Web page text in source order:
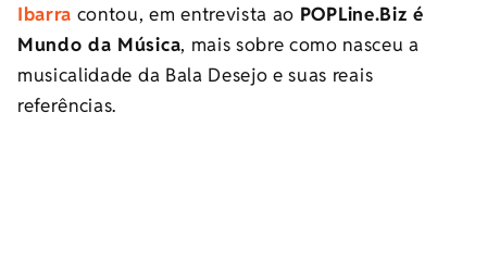
Ibarra contou, em entrevista ao POPLine.Biz é
Mundo da Música, mais sobre como nasceu a
musicalidade da Bala Desejo e suas reais
referências.